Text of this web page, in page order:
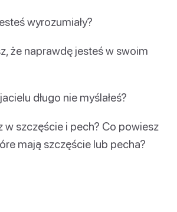
wyrozumiały?
że naprawdę jesteś w swoim
długo nie myślałeś?
w szczęście i pech? Co powiesz
mają szczęście lub pecha?